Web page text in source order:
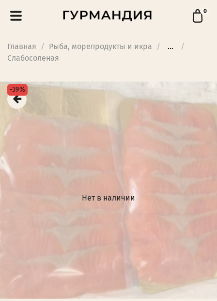
0
Главная Рыба, морепродукты и икра
...
Слабосоленая
Нет в наличии
-39%